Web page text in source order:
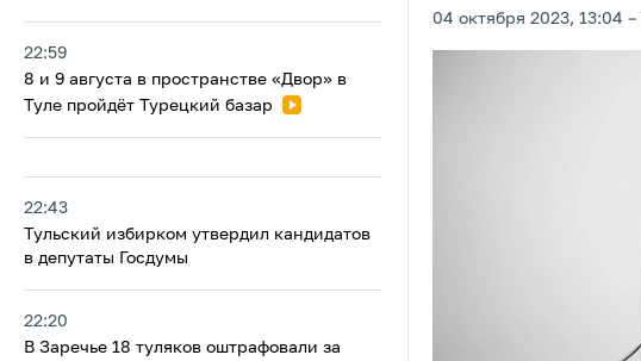
22:59
8 и 9 августа в пространстве «Двор» в
Туле пройдёт Турецкий базар
22:43
Тульский избирком утвердил кандидатов
в депутаты Госдумы
22:20
В Заречье 18 туляков оштрафовали за
04 октября 2023, 13:04